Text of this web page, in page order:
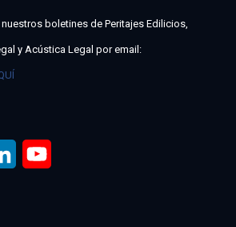
nuestros boletines de Peritajes Edilicios,
y Acústica Legal por email:
LinkedIn